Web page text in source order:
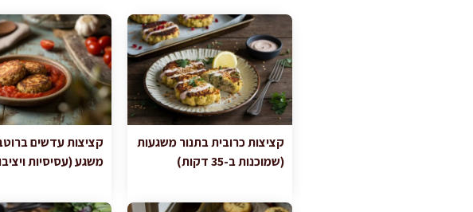
קציצות כרובית בתנור משגעות
(שמוכנות ב-35 דקות)
קציצות עדשים
משגע (עסיסיות